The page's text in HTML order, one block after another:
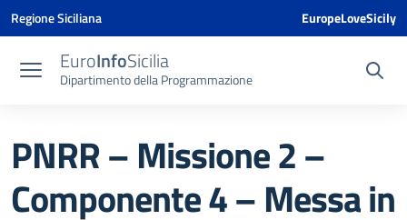
Vai ai contenuti
Vai al menu di navigazione
Vai al footer
Vai al banner delle Cookie Policy
Regione Siciliana EuropeLoveSicily
EuroInfoSicilia
Dipartimento della Programmazione
PNRR – Missione 2 –
Componente 4 – Messa in